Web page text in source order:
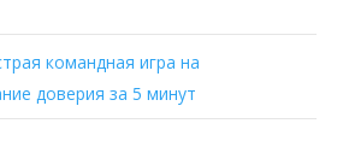
командная игра на
доверия за 5 минут